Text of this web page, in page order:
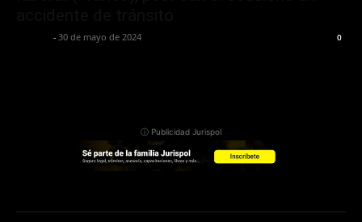
- 30 de mayo de 2024 0
ⓘ Publicidad Jurispol